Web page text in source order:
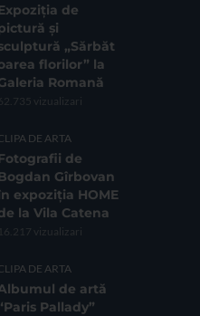
de
și
„Sărbăt
florilor” la
Romană
vizualizari
DE ARTA
de
Gîrbovan
expoziția HOME
la Vila Catena
16.217 vizualizari
DE ARTA
de artă
Pallady”